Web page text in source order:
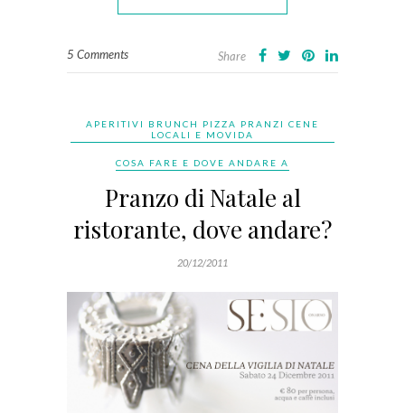
5 Comments Share
APERITIVI BRUNCH PIZZA PRANZI CENE
LOCALI E MOVIDA
COSA FARE E DOVE ANDARE A
Pranzo di Natale al
ristorante, dove andare?
20/12/2011